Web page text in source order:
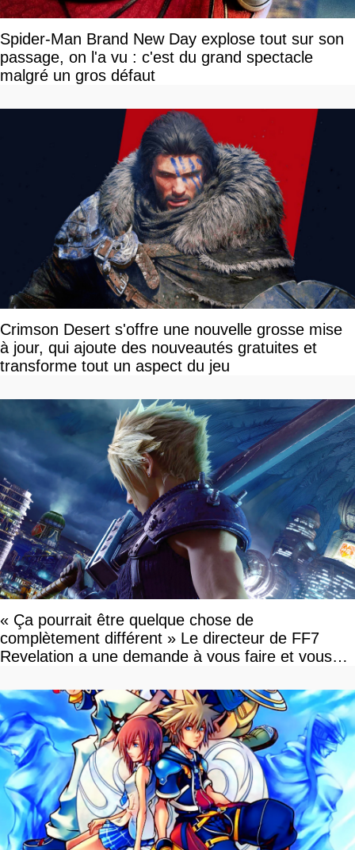
Spider-Man Brand New Day explose tout sur son
passage, on l'a vu : c'est du grand spectacle
malgré un gros défaut
Crimson Desert s'offre une nouvelle grosse mise
à jour, qui ajoute des nouveautés gratuites et
transforme tout un aspect du jeu
« Ça pourrait être quelque chose de
complètement différent » Le directeur de FF7
Revelation a une demande à vous faire et vous